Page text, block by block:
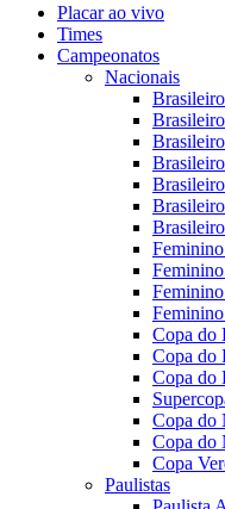
Placar ao vivo
Times
Campeonatos
Nacionais
Copa do
Copa do
Copa do
Copa do
Copa do
Copa
Paulistas